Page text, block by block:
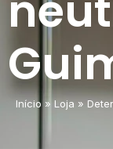
Início » Loja »